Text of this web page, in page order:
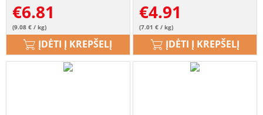
€6.81
(9.08 € / kg)
ĮDĖTI Į KREPŠELĮ
€4.91
(7.01 € / kg)
ĮDĖTI Į KREPŠELĮ